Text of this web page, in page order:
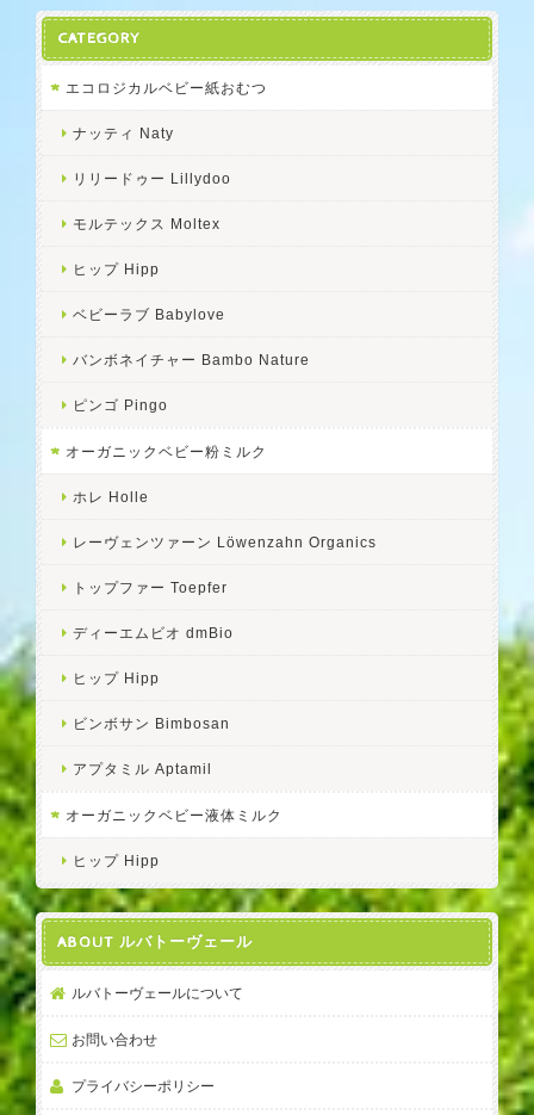
CATEGORY
エコロジカルベビー紙おむつ
ナッティ Naty
リリードゥー Lillydoo
モルテックス Moltex
ヒップ Hipp
ベビーラブ Babylove
バンボネイチャー Bambo Nature
ピンゴ Pingo
オーガニックベビー粉ミルク
ホレ Holle
レーヴェンツァーン Löwenzahn Organics
トップファー Toepfer
ディーエムビオ dmBio
ヒップ Hipp
ビンボサン Bimbosan
アプタミル Aptamil
オーガニックベビー液体ミルク
ヒップ Hipp
ABOUT ルバトーヴェール
ルバトーヴェールについて
お問い合わせ
プライバシーポリシー